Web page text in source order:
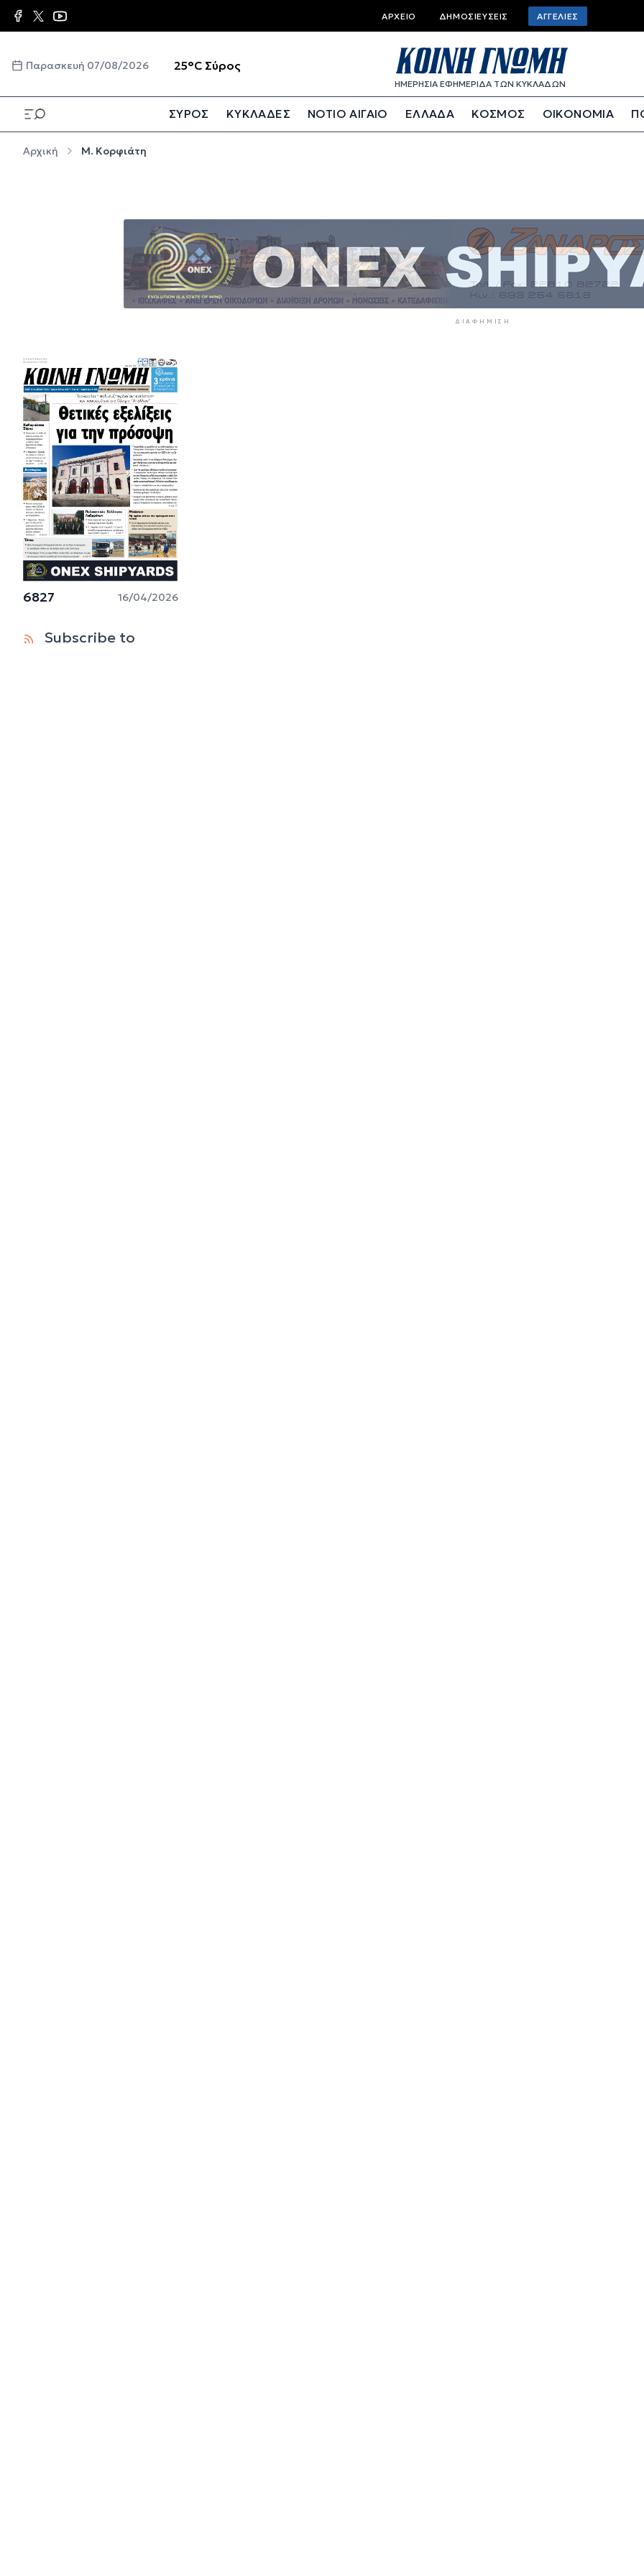
Παράκαμψη προς το κυρίως περιεχόμενο Top bar menu
ΑΡΧΕΊΟ ΔΗΜΟΣΙΕΎΣΕΙΣ ΑΓΓΕΛΊΕΣ
Παρασκευή 07/08/2026 25°C Σύρος
ΗΜΕΡΗΣΙΑ ΕΦΗΜΕΡΙΔΑ ΤΩΝ ΚΥΚΛΑΔΩΝ
ΣΥΡΟΣ ΚΥΚΛΑΔΕΣ ΝΟΤΙΟ ΑΙΓΑΙΟ ΕΛΛΑΔΑ ΚΟΣΜΟΣ ΟΙΚΟΝΟΜΙΑ
Αρχική Μ. Κορφιάτη
ΔΙΑΦΉΜΙΣΗ
6827 16/04/2026
Subscribe to